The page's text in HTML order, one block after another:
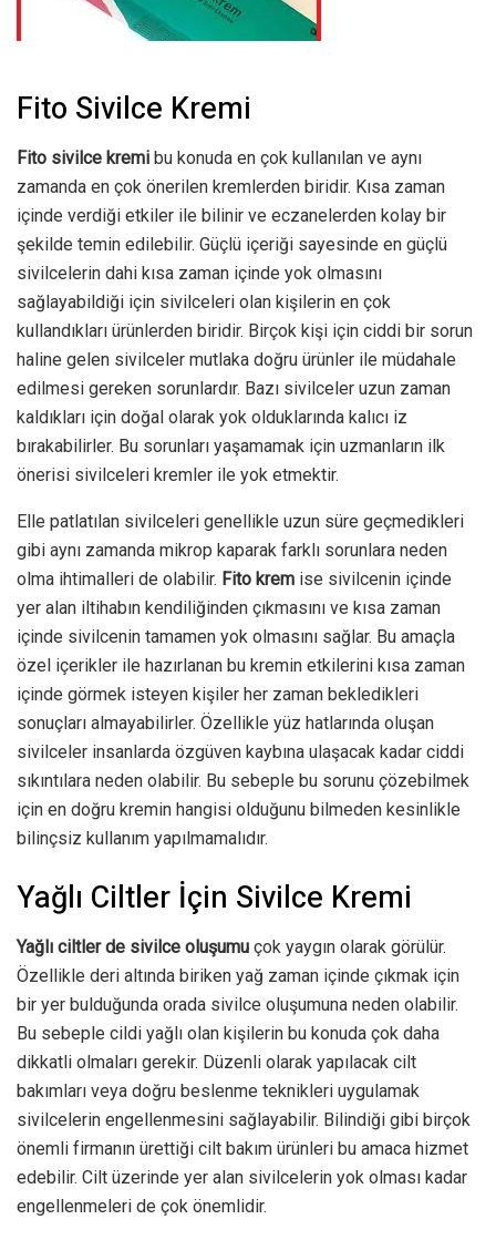
Fito Sivilce Kremi
Fito sivilce kremi bu konuda en çok kullanılan ve aynı
zamanda en çok önerilen kremlerden biridir. Kısa zaman
içinde verdiği etkiler ile bilinir ve eczanelerden kolay bir
şekilde temin edilebilir. Güçlü içeriği sayesinde en güçlü
sivilcelerin dahi kısa zaman içinde yok olmasını
sağlayabildiği için sivilceleri olan kişilerin en çok
kullandıkları ürünlerden biridir. Birçok kişi için ciddi bir sorun
haline gelen sivilceler mutlaka doğru ürünler ile müdahale
edilmesi gereken sorunlardır. Bazı sivilceler uzun zaman
kaldıkları için doğal olarak yok olduklarında kalıcı iz
bırakabilirler. Bu sorunları yaşamamak için uzmanların ilk
önerisi sivilceleri kremler ile yok etmektir.
Elle patlatılan sivilceleri genellikle uzun süre geçmedikleri
gibi aynı zamanda mikrop kaparak farklı sorunlara neden
olma ihtimalleri de olabilir. Fito krem ise sivilcenin içinde
yer alan iltihabın kendiliğinden çıkmasını ve kısa zaman
içinde sivilcenin tamamen yok olmasını sağlar. Bu amaçla
özel içerikler ile hazırlanan bu kremin etkilerini kısa zaman
içinde görmek isteyen kişiler her zaman bekledikleri
sonuçları almayabilirler. Özellikle yüz hatlarında oluşan
sivilceler insanlarda özgüven kaybına ulaşacak kadar ciddi
sıkıntılara neden olabilir. Bu sebeple bu sorunu çözebilmek
için en doğru kremin hangisi olduğunu bilmeden kesinlikle
bilinçsiz kullanım yapılmamalıdır.
Yağlı Ciltler İçin Sivilce Kremi
Yağlı ciltler de sivilce oluşumu çok yaygın olarak görülür.
Özellikle deri altında biriken yağ zaman içinde çıkmak için
bir yer bulduğunda orada sivilce oluşumuna neden olabilir.
Bu sebeple cildi yağlı olan kişilerin bu konuda çok daha
dikkatli olmaları gerekir. Düzenli olarak yapılacak cilt
bakımları veya doğru beslenme teknikleri uygulamak
sivilcelerin engellenmesini sağlayabilir. Bilindiği gibi birçok
önemli firmanın ürettiği cilt bakım ürünleri bu amaca hizmet
edebilir. Cilt üzerinde yer alan sivilcelerin yok olması kadar
engellenmeleri de çok önemlidir.